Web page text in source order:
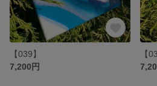
【039】
7,200円
【